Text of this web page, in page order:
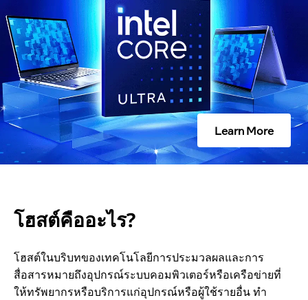
ะ
ร
?
Learn More
โฮสต์คืออะไร?
โฮสต์ในบริบทของเทคโนโลยีการประมวลผลและการ
สื่อสารหมายถึงอุปกรณ์ระบบคอมพิวเตอร์หรือเครือข่ายที่
ให้ทรัพยากรหรือบริการแก่อุปกรณ์หรือผู้ใช้รายอื่น ทํา